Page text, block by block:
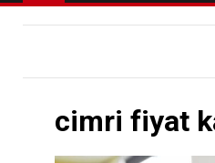
cimri fiyat